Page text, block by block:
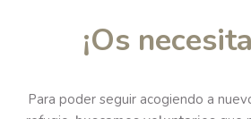
¡Os
Para poder seguir acogiendo a